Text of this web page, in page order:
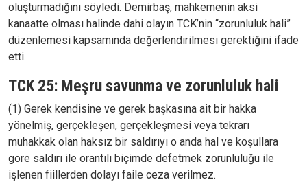
oluşturmadığını söyledi. Demirbaş, mahkemenin aksi
kanaatte olması halinde dahi olayın TCK’nin “zorunluluk hali”
düzenlemesi kapsamında değerlendirilmesi gerektiğini ifade
etti.
TCK 25: Meşru savunma ve zorunluluk hali
(1) Gerek kendisine ve gerek başkasına ait bir hakka
yönelmiş, gerçekleşen, gerçekleşmesi veya tekrarı
muhakkak olan haksız bir saldırıyı o anda hal ve koşullara
göre saldırı ile orantılı biçimde defetmek zorunluluğu ile
işlenen fiillerden dolayı faile ceza verilmez.